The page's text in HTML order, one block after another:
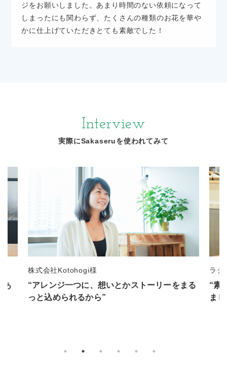
ジをお願いしました。あまり時間のない依頼になって
しまったにも関わらず、たくさんの種類のお花を華や
かに仕上げていただきとても素敵でした！
Interview
実際にSakaseruを使われてみて
る
ラジオ番組制作 江上佳弥子様
“素敵な花束でした。ラジオ番組で話に上がり
ましたよ”
一般
“事
る